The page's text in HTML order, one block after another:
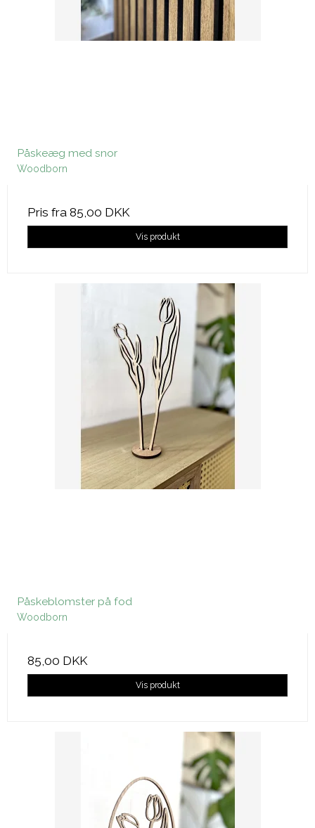
Påskeæg med snor
Woodborn
Pris fra 85,00 DKK
Vis produkt
Påskeblomster på fod
Woodborn
85,00 DKK
Vis produkt